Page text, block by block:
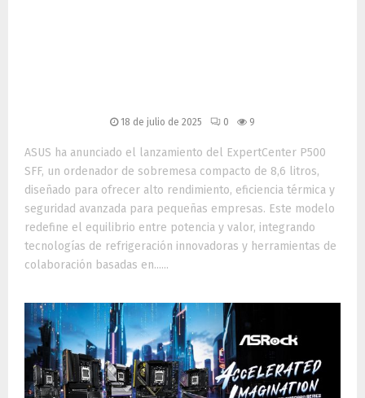
18 de julio de 2025 0 9
ASUS ha anunciado el lanzamiento del ExpertCenter P500
SFF, un ordenador de sobremesa compacto de 8,6 litros,
diseñado para ofrecer alto rendimiento, eficiencia térmica y
seguridad avanzada para pequeñas empresas. Este modelo
redefine el equilibrio entre potencia y valor, integrando
tecnologías de refrigeración innovadoras y herramientas de
colaboración basadas en......